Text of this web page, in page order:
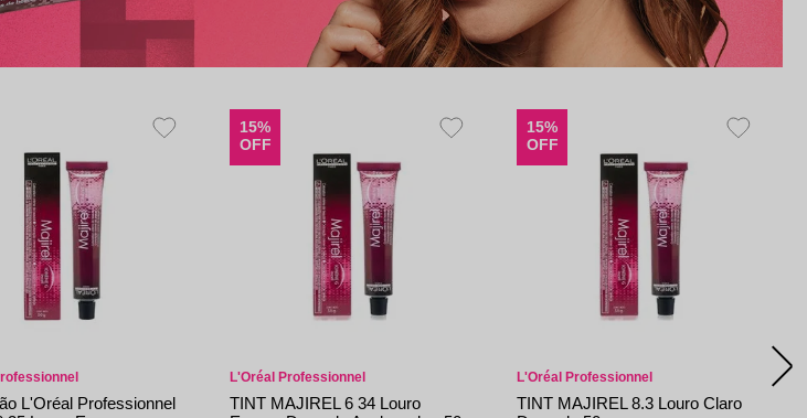
L'Oréal Professionnel
15%
OFF
L'Oréal Professionnel
TINT MAJIREL 6 34 Louro
15%
OFF
L'Oréal Professionnel
TINT MAJIREL 8.3 Louro Claro